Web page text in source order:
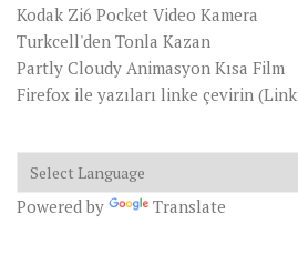
Kodak Zi6 Pocket Video Kamera
Turkcell'den Tonla Kazan
Partly Cloudy Animasyon Kısa Film
Firefox ile yazıları linke çevirin
Powered by Translate